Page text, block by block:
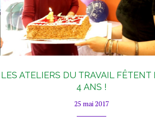
LES ATELIERS DU TRAVAIL FÊTENT
4 ANS !
25 mai 2017